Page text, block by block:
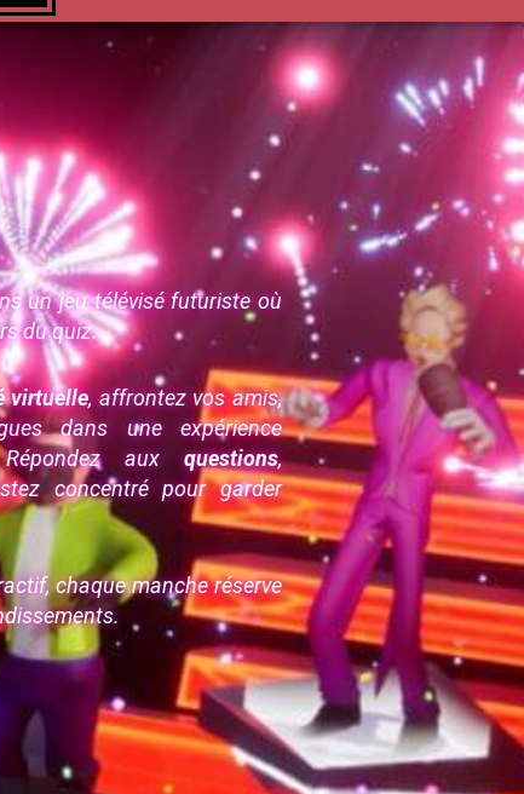
un jeu télévisé futuriste où
du quiz.
virtuelle, affrontez vos amis,
dans une expérience
Répondez auxquestions,
concentré pour garder
chaque manche réserve